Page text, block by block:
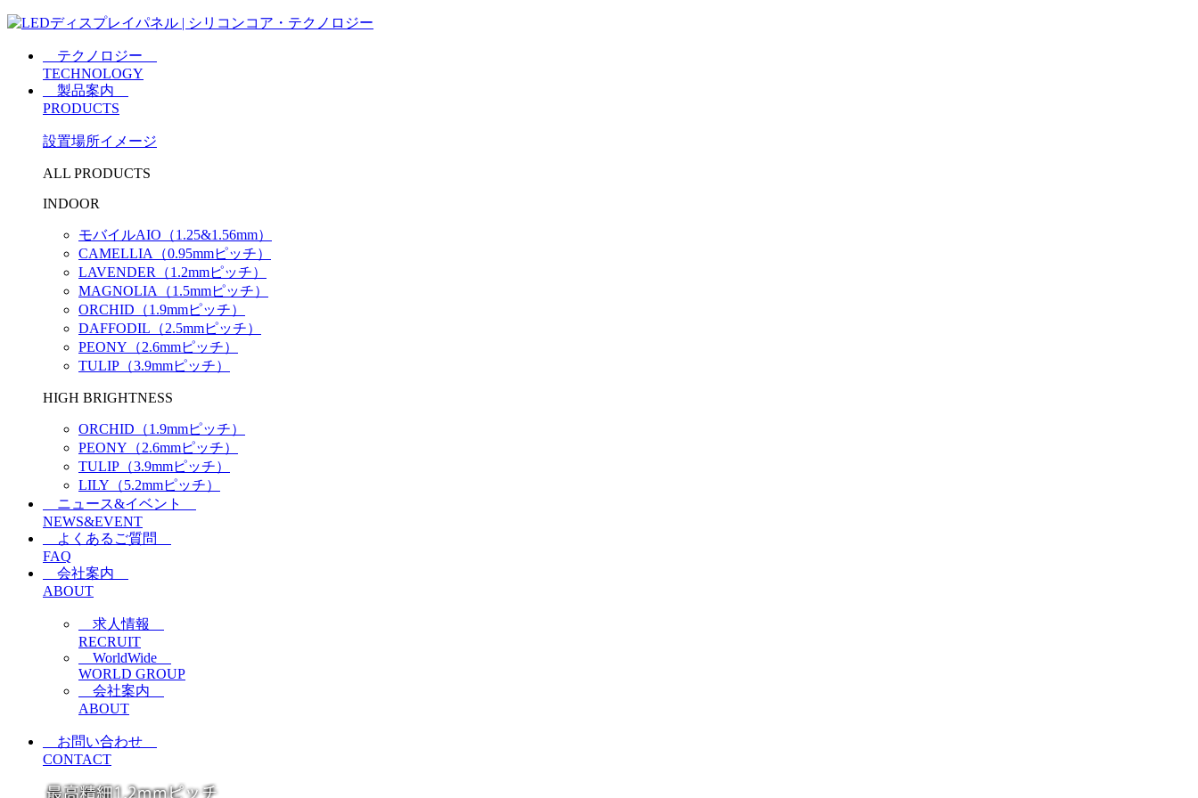
テクノロジー
TECHNOLOGY
製品案内
PRODUCTS
設置場所イメージ
ALL PRODUCTS
INDOOR
モバイルAIO（1.25&1.56mm）
CAMELLIA（0.95mmピッチ）
LAVENDER（1.2mmピッチ）
MAGNOLIA（1.5mmピッチ）
ORCHID（1.9mmピッチ）
DAFFODIL（2.5mmピッチ）
PEONY（2.6mmピッチ）
TULIP（3.9mmピッチ）
HIGH BRIGHTNESS
ORCHID（1.9mmピッチ）
PEONY（2.6mmピッチ）
TULIP（3.9mmピッチ）
LILY（5.2mmピッチ）
ニュース&イベント
NEWS&EVENT
よくあるご質問
FAQ
会社案内
ABOUT
求人情報
RECRUIT
WorldWide
WORLD GROUP
会社案内
ABOUT
お問い合わせ
CONTACT